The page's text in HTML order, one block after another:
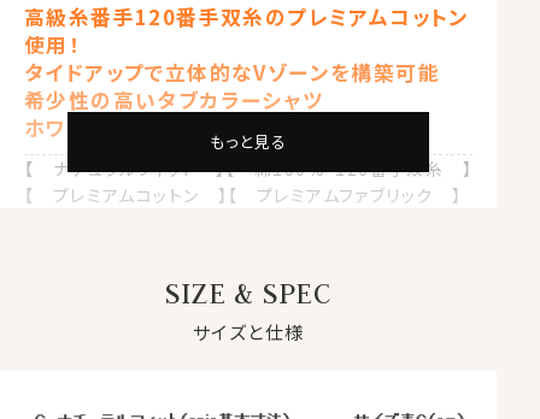
高級糸番手120番手双糸のプレミアムコットン
使用！
タイドアップで立体的なVゾーンを構築可能
希少性の高いタブカラーシャツ
ホワイト 白
【 ナチュラルフィット 】【 綿100%・120番手双糸 】
【 プレミアムコットン 】【 プレミアムファブリック 】
もっと見る
SIZE & SPEC
サイズと仕様